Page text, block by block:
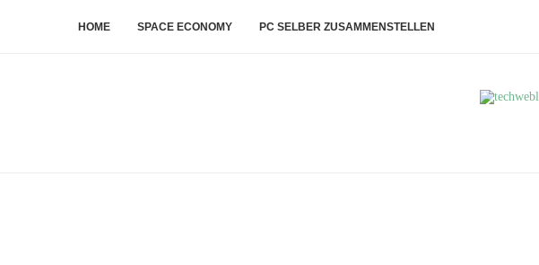
HOME SPACE ECONOMY PC SELBER ZUSAMMENSTELLEN